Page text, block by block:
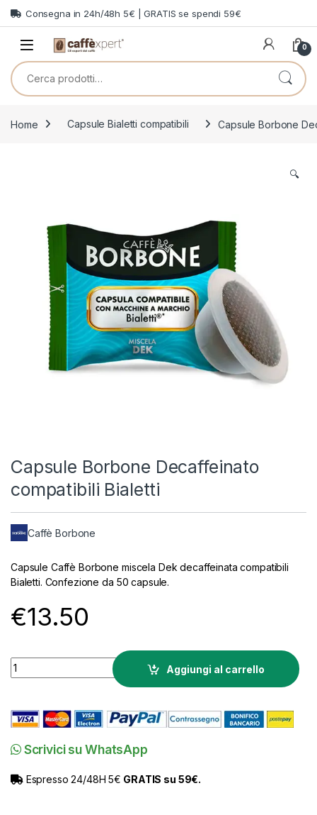
Skip to navigation
Skip to content
Consegna in 24h/48h 5€ | GRATIS se spendi 59€
0
Cerca:
Home Capsule Bialetti compatibili Capsule Borbone
🔍
Capsule Borbone Decaffeinato
compatibili Bialetti
Caffè Borbone
Capsule Caffè Borbone miscela Dek decaffeinata compatibili
Bialetti. Confezione da 50 capsule.
€13.50
Capsule Borbone Decaffeinato compatibili Bialetti quantity
Aggiungi al carrello
Scrivici su WhatsApp
Espresso 24/48H 5€ GRATIS su 59€.